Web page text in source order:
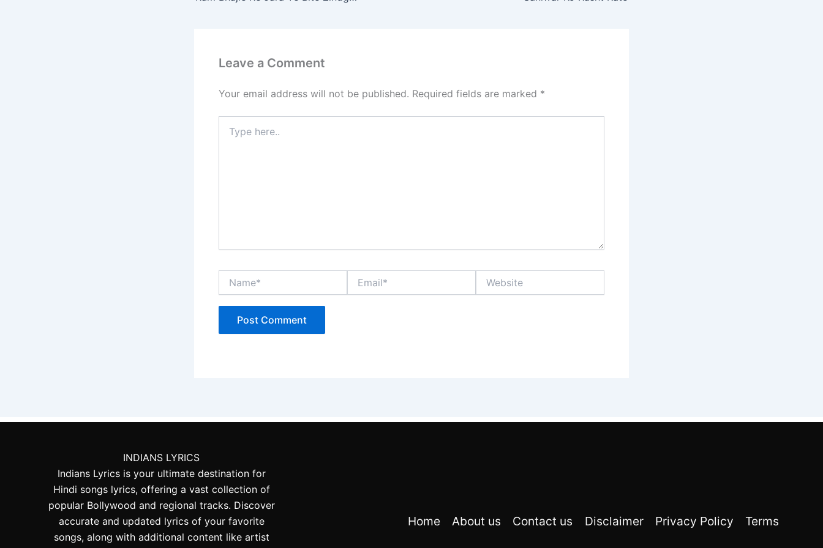
Leave a Comment
Your email address will not be published. Required fields are marked *
here..
INDIANS LYRICS
Indians Lyrics is your ultimate destination for
Hindi songs lyrics, offering a vast collection of
popular Bollywood and regional tracks. Discover
accurate and updated lyrics of your favorite
songs, along with additional content like artist
Home About us Contact us Disclaimer Privacy Policy Terms